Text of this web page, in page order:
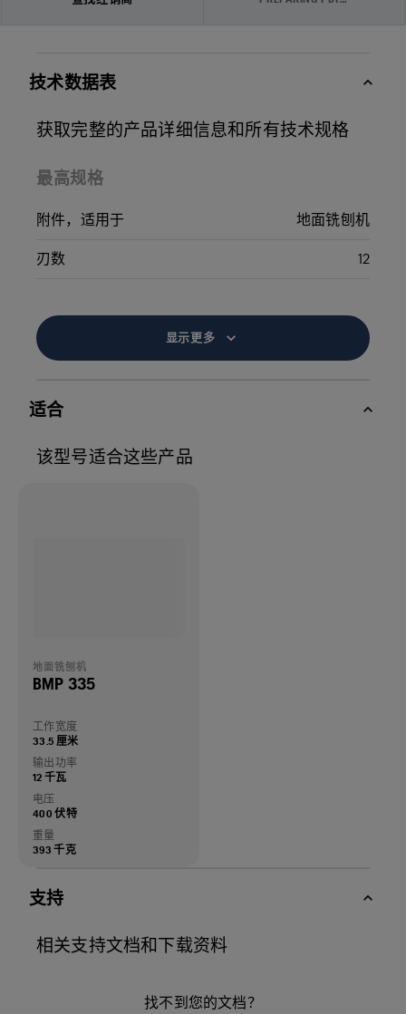
技术数据表
获取完整的产品详细信息和所有技术规格
最高规格
附件，适用于 地面铣刨机
刃数 12
显示更多
适合
该型号适合这些产品
地面铣刨机
BMP 335
工作宽度
33.5 厘米
输出功率
12 千瓦
电压
400 伏特
重量
393 千克
支持
相关支持文档和下载资料
找不到您的文档？